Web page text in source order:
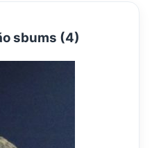
sbums (4)